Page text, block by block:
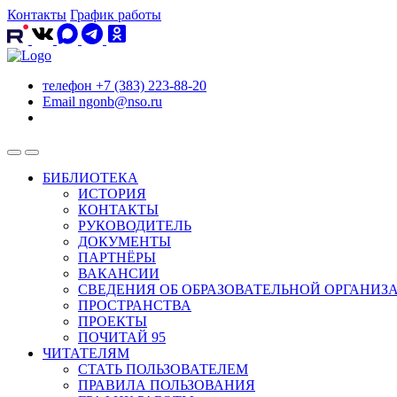
Контакты График работы
телефон +7 (383) 223-88-20
Email ngonb@nso.ru
БИБЛИОТЕКА
ИСТОРИЯ
КОНТАКТЫ
РУКОВОДИТЕЛЬ
ДОКУМЕНТЫ
ПАРТНЁРЫ
ВАКАНСИИ
СВЕДЕНИЯ ОБ ОБРАЗОВАТЕЛЬНОЙ
ПРОСТРАНСТВА
ПРОЕКТЫ
ПОЧИТАЙ 95
ЧИТАТЕЛЯМ
СТАТЬ ПОЛЬЗОВАТЕЛЕМ
ПРАВИЛА ПОЛЬЗОВАНИЯ